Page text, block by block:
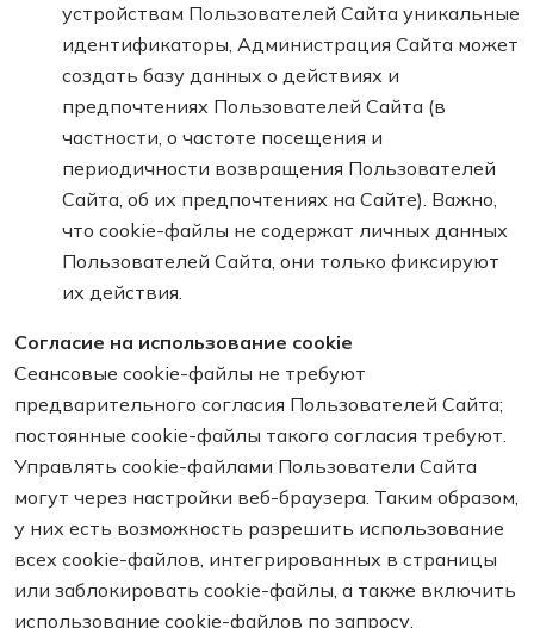
устройствам Пользователей Сайта уникальные
идентификаторы, Администрация Сайта может
создать базу данных о действиях и
предпочтениях Пользователей Сайта (в
частности, о частоте посещения и
периодичности возвращения Пользователей
Сайта, об их предпочтениях на Сайте). Важно,
что cookie-файлы не содержат личных данных
Пользователей Сайта, они только фиксируют
их действия.
Согласие на использование cookie
Сеансовые cookie-файлы не требуют
предварительного согласия Пользователей Сайта;
постоянные cookie-файлы такого согласия требуют.
Управлять cookie-файлами Пользователи Сайта
могут через настройки веб-браузера. Таким образом,
у них есть возможность разрешить использование
всех cookie-файлов, интегрированных в страницы
или заблокировать cookie-файлы, а также включить
использование cookie-файлов по запросу,